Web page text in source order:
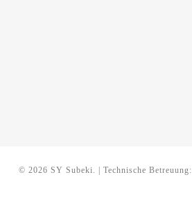
© 2026 SY Subeki. | Technische Betreuung: